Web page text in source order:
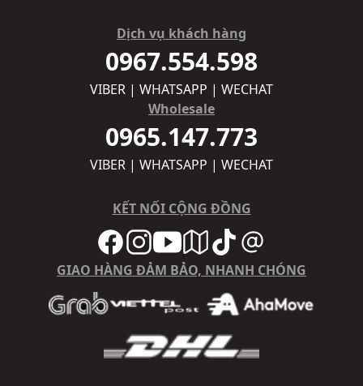
Dịch vụ khách hàng
0967.554.598
VIBER | WHATSAPP | WECHAT
Wholesale
0965.147.773
VIBER | WHATSAPP | WECHAT
KẾT NỐI CỘNG ĐỒNG
GIAO HÀNG ĐẢM BẢO, NHANH CHÓNG